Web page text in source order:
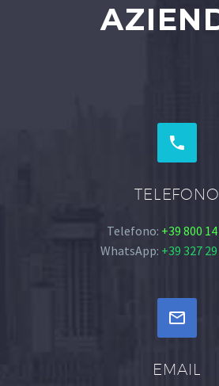


TELEFONO
Telefono: +39 800
WhatsApp: +39 327


EMAIL